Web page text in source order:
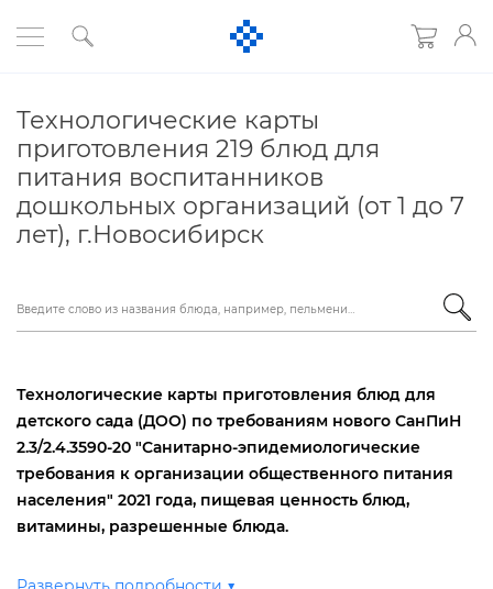
Технологические карты
приготовления 219 блюд для
питания воспитаннико
дошкольных организаций (от 1 до 7
лет), г.Новосибирск
Технологические карты приготовления блюд для
детского сада (ДОО) по требованиям нового СанПиН
2.3/2.4.3590-20 "Санитарно-эпидемиологические
требования к организации общественного питания
населения" 2021 года, пищевая ценность блюд,
итамины, разрешенные блюда.